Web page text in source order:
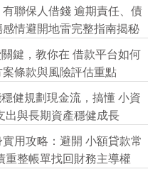
有聯保人借錢 逾期責任、債
情避開地雷完整指南揭秘
鍵，教你在 借款平台如何
條款與風險評估重點
健規劃現金流，搞懂 小資
出與長期資產穩健成長
實用攻略：避開 小額貸款常
重整帳單找回財務主導權